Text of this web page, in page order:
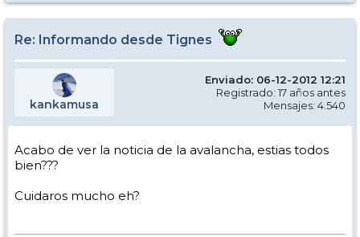
Re: Informando desde Tignes
kankamusa
Enviado: 06-12-2012 12:21
Registrado: 17 años antes
Mensajes: 4.540
Acabo de ver la noticia de la avalancha, estias todos
bien???
Cuidaros mucho eh?